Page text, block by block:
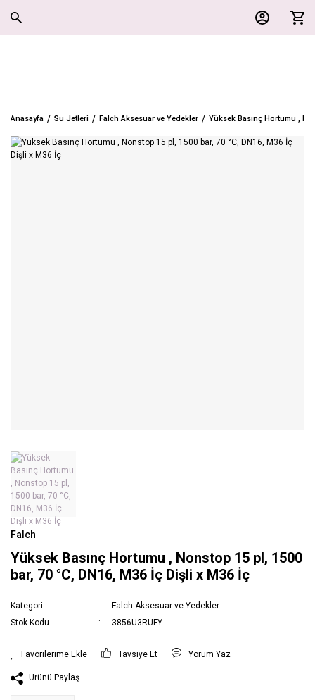
Anasayfa Su Jetleri Falch Aksesuar ve Yedekler Yüksek Basınç Hortumu ,
Falch
Yüksek Basınç Hortumu , Nonstop 15 pl, 1500
bar, 70 °C, DN16, M36 İç Dişli x M36 İç
Kategori
Falch Aksesuar ve Yedekler
Stok Kodu
3856U3RUFY
Tavsiye Et Yorum Yaz
Ürünü Paylaş